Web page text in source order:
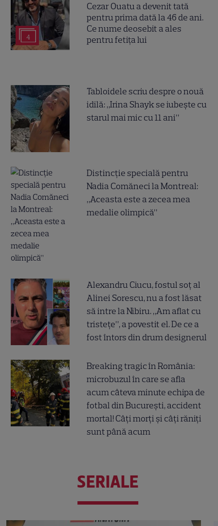
4
Cezar Ouatu a devenit tată
pentru prima dată la 46 de ani.
Ce nume deosebit a ales
pentru fetița lui
Tabloidele scriu despre o nouă
idilă: „Irina Shayk se iubește cu
starul mai mic cu 11 ani”
Distincție specială pentru
Nadia Comăneci la Montreal:
„Aceasta este a zecea mea
medalie olimpică”
Alexandru Ciucu, fostul soț al
Alinei Sorescu, nu a fost lăsat
să intre la Nibiru. „Am aflat cu
tristețe”, a povestit el. De ce a
fost întors din drum designerul
Breaking tragic în România:
microbuzul în care se afla
acum câteva minute echipa de
fotbal din București, accident
mortal! Câți morți și câți răniți
sunt până acum
SERIALE